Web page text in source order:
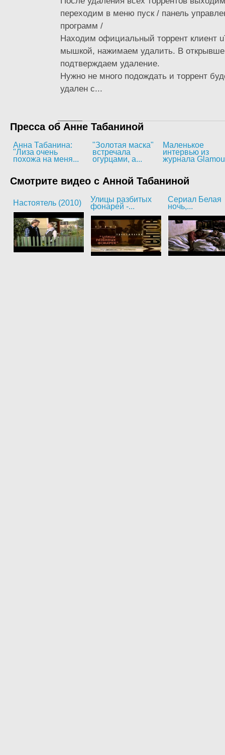
переходим в меню пуск / панель
программ /
Находим официальный торрент клиент
мышкой, нажимаем удалить. В
подтверждаем удаление.
Нужно не много подождать и торрент
удален с...
Пресса об Анне Табаниной
Анна Табанина:
"Лиза очень
похожа на меня...
"Золотая маска"
встречала
огурцами, а...
Маленькое
интервью из
журнала
Смотрите видео с Анной Табаниной
Настоятель (2010)
Улицы разбитых
фонарей -...
Сериал Белая
ночь,...